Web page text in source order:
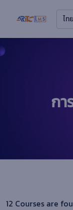
ไทย
กา
12 Courses are